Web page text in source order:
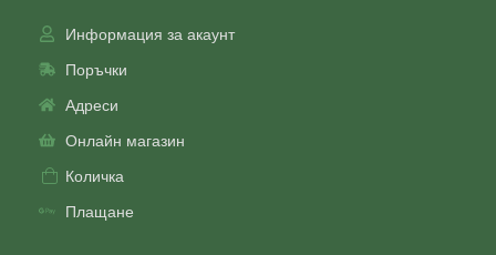
Информация за акаунт
Поръчки
Адреси
Онлайн магазин
Количка
Плащане